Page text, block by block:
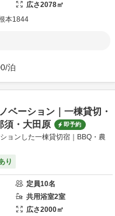
広さ2078㎡
本1844
/泊
ベーション｜一棟貸切・
須・大田原
即予約
ョンした一棟貸切宿｜BBQ・農
り
定員10名
共用浴室2室
広さ2000㎡